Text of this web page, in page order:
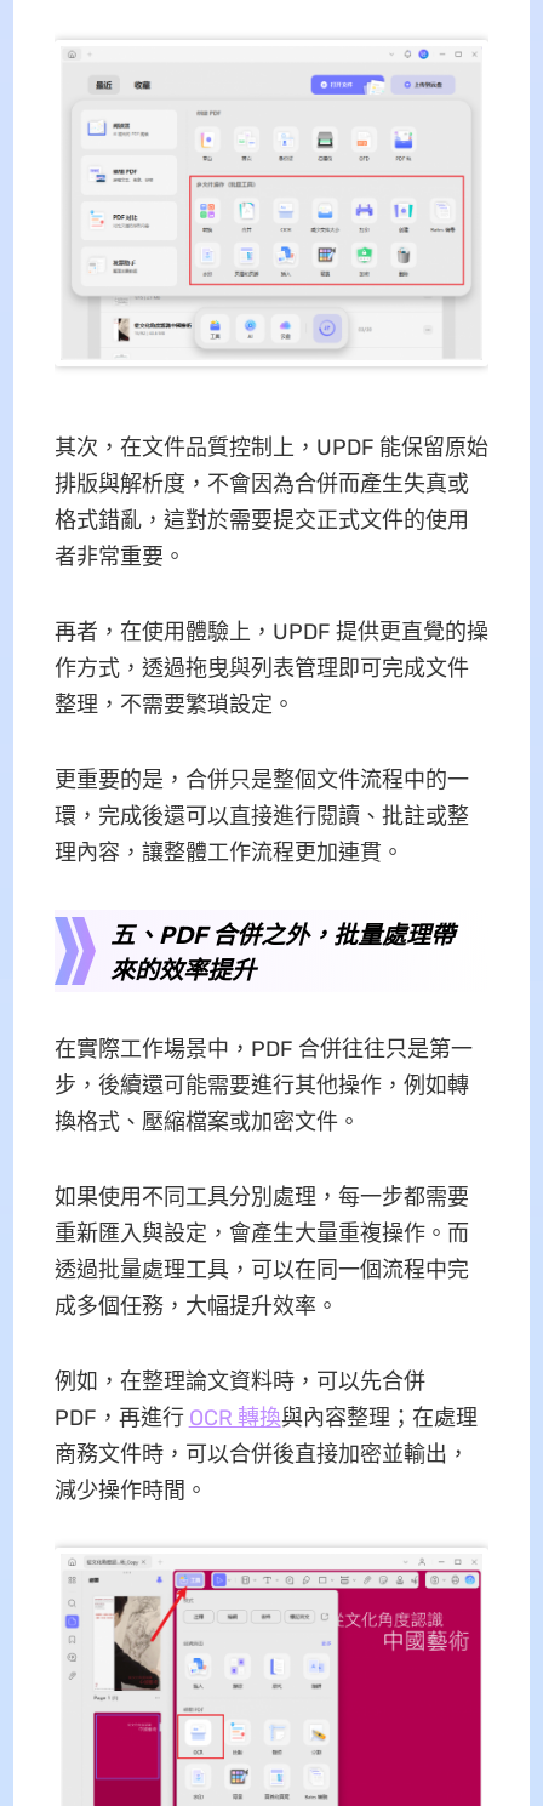
其次，在文件品質控制上，UPDF 能保留原始
排版與解析度，不會因為合併而產生失真或
格式錯亂，這對於需要提交正式文件的使用
者非常重要。
再者，在使用體驗上，UPDF 提供更直覺的操
作方式，透過拖曳與列表管理即可完成文件
整理，不需要繁瑣設定。
更重要的是，合併只是整個文件流程中的一
環，完成後還可以直接進行閱讀、批註或整
理內容，讓整體工作流程更加連貫。
五、PDF 合併之外，批量處理帶
來的效率提升
在實際工作場景中，PDF 合併往往只是第一
步，後續還可能需要進行其他操作，例如轉
換格式、壓縮檔案或加密文件。
如果使用不同工具分別處理，每一步都需要
重新匯入與設定，會產生大量重複操作。而
透過批量處理工具，可以在同一個流程中完
成多個任務，大幅提升效率。
例如，在整理論文資料時，可以先合併
PDF，再進行 OCR 轉換與內容整理；在處理
商務文件時，可以合併後直接加密並輸出，
減少操作時間。